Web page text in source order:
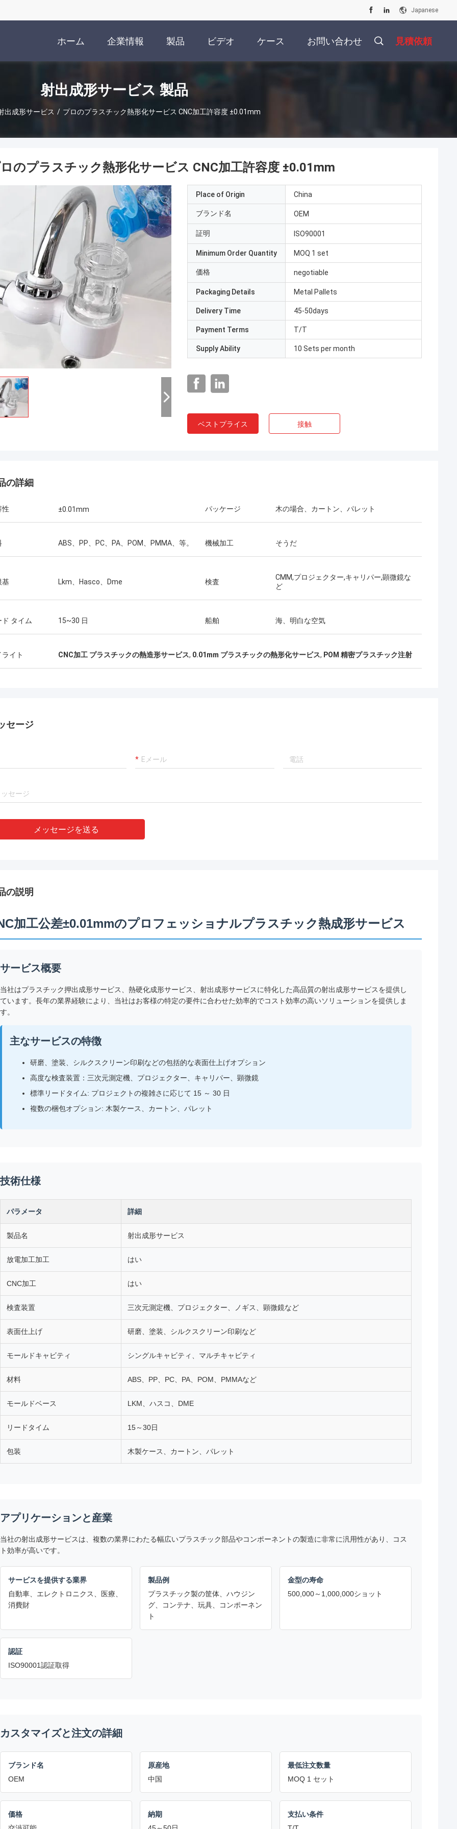
Japanese
ホーム 企業情報 製品 ビデオ ケース お問い合わせ 見積依頼
射出成形サービス 製品
出成形サービス / プロのプラスチック熱形化サービス CNC加工許容度 ±0.01mm
ばらしい仕事をしています、
それによってがとても困難である
顧客はそれらがあなたの前の生産の結果と
嬉しかったのでプロダクトを作り出してほ
のプラスチック熱形化サービス CNC加工許容度 ±0.01mm
Place of Origin China
ブランド名 OEM
証明 ISO90001
Minimum Order Quantity MOQ 1 set
価格 negotiable
Packaging Details Metal Pallets
Delivery Time 45-50days
Payment Terms T/T
Supply Ability 10 Sets per month
ベストプライス 接触
の詳細
性 ±0.01mm パッケージ 木の場合、カートン、パレット
ABS、PP、PC、PA、POM、PMMA、等。 機械加工 そうだ
基 Lkm、Hasco、Dme 検査
CMM,プロジェクター,キャリパー,顕微鏡な
ど
ド タイム 15~30 日 船舶 海、明白な空気
イト CNC加工 プラスチックの熱造形サービス, 0.01mm プラスチックの熱形化サービス, POM 精密プラスチック注射
セージ
メッセージを送る
の説明
加工公差±0.01mmのプロフェッショナルプラスチック熱成形サービス
サービス概要
当社はプラスチック押出成形サービス、熱硬化成形サービス、射出成形サービスに特化した高品質の射出成形サービスを提供し
ています。長年の業界経験により、当社はお客様の特定の要件に合わせた効率的でコスト効率の高いソリューションを提供しま
す。
主なサービスの特徴
研磨、塗装、シルクスクリーン印刷などの包括的な表面仕上げオプション
高度な検査装置：三次元測定機、プロジェクター、キャリパー、顕微鏡
標準リードタイム: プロジェクトの複雑さに応じて 15 ～ 30 日
複数の梱包オプション: 木製ケース、カートン、パレット
技術仕様
パラメータ 詳細
製品名 射出成形サービス
放電加工加工 はい
CNC加工 はい
検査装置 三次元測定機、プロジェクター、ノギス、顕微鏡など
表面仕上げ 研磨、塗装、シルクスクリーン印刷など
モールドキャビティ シングルキャビティ、マルチキャビティ
材料 ABS、PP、PC、PA、POM、PMMAなど
モールドベース LKM、ハスコ、DME
リードタイム 15～30日
包装 木製ケース、カートン、パレット
アプリケーションと産業
当社の射出成形サービスは、複数の業界にわたる幅広いプラスチック部品やコンポーネントの製造に非常に汎用性があり、コス
ト効率が高いです。
サービスを提供する業界
自動車、エレクトロニクス、医療、
消費財
製品例
プラスチック製の筐体、ハウジン
グ、コンテナ、玩具、コンポーネン
ト
金型の寿命
500,000～1,000,000ショット
認証
ISO90001認証取得
カスタマイズと注文の詳細
ブランド名
OEM
原産地
中国
最低注文数量
MOQ 1 セット
価格
納期
支払い条件